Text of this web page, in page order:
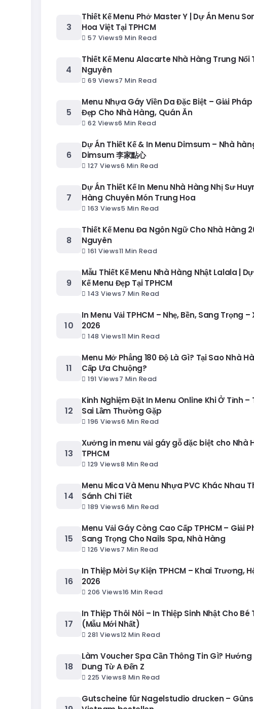
Thiết Kế Menu Phở Master Y | Dự Án Menu
Hoa Việt Tại TPHCM
57 Views9 Min Read
Thiết Kế Menu Alacarte Nhà Hàng Trung Nổi
Nguyên
69 Views7 Min Read
Menu Nhựa Gáy Viền Da Đặc Biệt – Giải Pháp
Đẹp Cho Nhà Hàng, Quán Ăn
62 Views6 Min Read
Dự Án Thiết Kế & In Menu Dimsum – Nhà
Dimsum 李家點心
127 Views6 Min Read
Dự Án Thiết Kế In Menu Nhà Hàng Nhị Sư
Hàng Chuyên Món Trung Hoa
163 Views5 Min Read
Thiết Kế Menu Đa Ngôn Ngữ Cho Nhà Hàng
Nguyên
161 Views11 Min Read
Mẫu Thiết Kế Menu Nhà Hàng Nhật Lalala |
Kế Menu Đẹp Tại TPHCM
143 Views7 Min Read
In Menu Vải TPHCM – Nhẹ, Bền, Sang Trọng
2026
148 Views11 Min Read
Menu Mở Phẳng 180 Độ Là Gì? Tại Sao Nhà
Cấp Ưa Chuộng?
191 Views7 Min Read
Kinh Nghiệm Đặt In Menu Online Khi Ở Tỉnh –
Sai Lầm Thường Gặp
196 Views6 Min Read
Xưởng in menu vải gáy gỗ đặc biệt cho Nhà
TPHCM
129 Views8 Min Read
Menu Mica Và Menu Nhựa PVC Khác Nhau
Sánh Chi Tiết
189 Views6 Min Read
Menu Vải Gáy Còng Cao Cấp TPHCM – Giải
Sang Trọng Cho Nails Spa, Nhà Hàng
126 Views7 Min Read
In Thiệp Mời Sự Kiện TPHCM – Khai Trương,
2026
206 Views16 Min Read
In Thiệp Thôi Nôi – In Thiệp Sinh Nhật Cho Bé
(Mẫu Mới Nhất)
281 Views12 Min Read
Làm Voucher Spa Cần Thông Tin Gì? Hướng
Dung Từ A Đến Z
225 Views8 Min Read
Gutscheine für Nagelstudio drucken –